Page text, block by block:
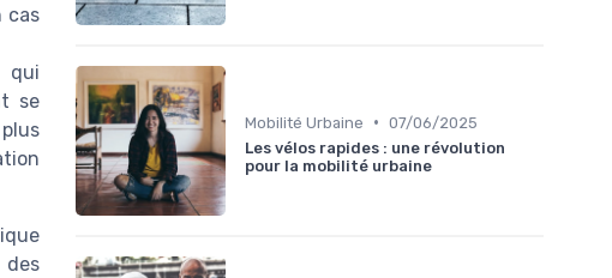
cas
qui
se
des
Mobilité Urbaine • 07/06/2025
Les vélos rapides : une révolution
pour la mobilité urbaine